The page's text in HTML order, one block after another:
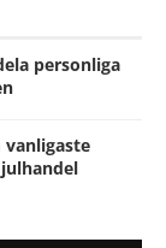
personliga
vanligaste